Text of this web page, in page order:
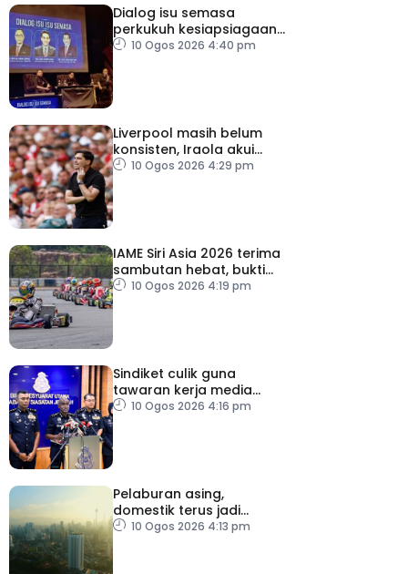
Dialog isu semasa
perkukuh kesiapsiagaan,
penyelarasan warga RTM
10 Ogos 2026 4:40 pm
Liverpool masih belum
konsisten, Iraola akui
masih banyak perlu
10 Ogos 2026 4:29 pm
IAME Siri Asia 2026 terima
sambutan hebat, bukti
Malaysia bertaraf dunia
10 Ogos 2026 4:19 pm
Sindiket culik guna
tawaran kerja media
sosial tumpas – Polis
10 Ogos 2026 4:16 pm
Pelaburan asing,
domestik terus jadi
pemangkin pertumbuhan
10 Ogos 2026 4:13 pm